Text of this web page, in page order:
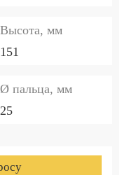
Высота, мм
151
Ø пальца, мм
25